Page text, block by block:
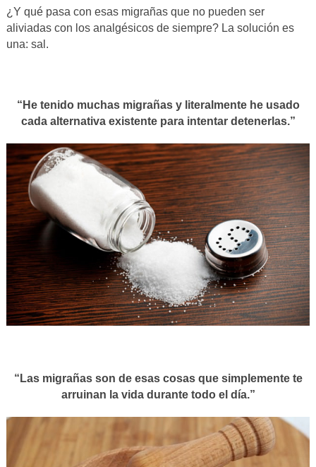
¿Y qué pasa con esas migrañas que no pueden ser
aliviadas con los analgésicos de siempre? La solución es
una: sal.
“He tenido muchas migrañas y literalmente he usado
cada alternativa existente para intentar detenerlas.”
“Las migrañas son de esas cosas que simplemente te
arruinan la vida durante todo el día.”